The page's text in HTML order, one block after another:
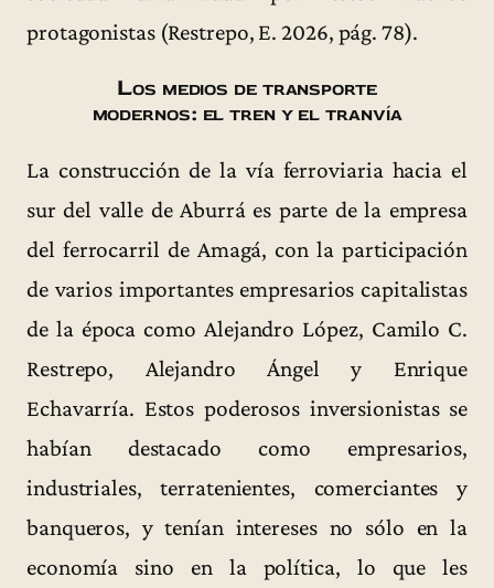
protagonistas (Restrepo, E. 2026, pág. 78).
Los medios de transporte
modernos: el tren y el tranvía
La construcción de la vía ferroviaria hacia el
sur del valle de Aburrá es parte de la empresa
del ferrocarril de Amagá, con la participación
de varios importantes empresarios capitalistas
de la época como Alejandro López, Camilo C.
Restrepo, Alejandro Ángel y Enrique
Echavarría. Estos poderosos inversionistas se
habían destacado como empresarios,
industriales, terratenientes, comerciantes y
banqueros, y tenían intereses no sólo en la
economía sino en la política, lo que les